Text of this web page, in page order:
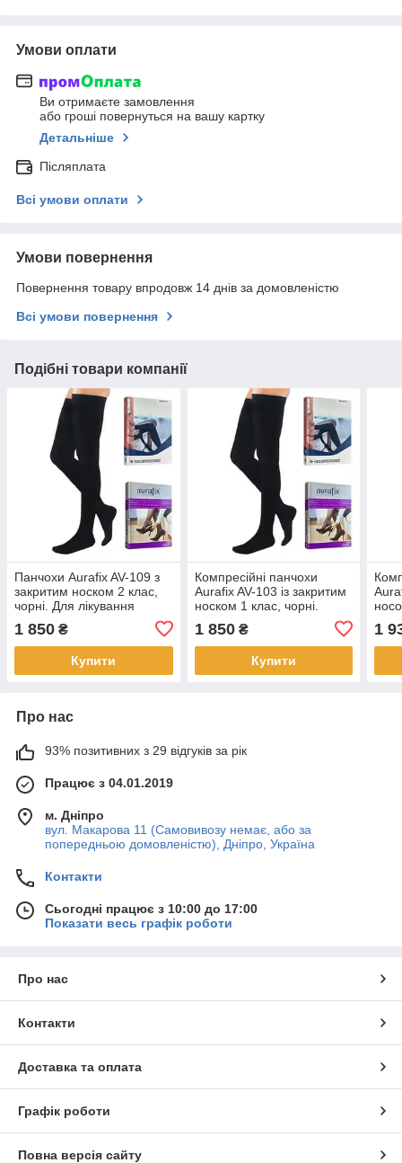
Умови оплати
Ви отримаєте замовлення
або гроші повернуться на вашу картку
Детальніше
Післяплата
Всі умови оплати
Умови повернення
Повернення товару впродовж 14 днів за домовленістю
Всі умови повернення
Подібні товари компанії
Панчохи Aurafix AV-109 з
закритим носком 2 клас,
чорні. Для лікування
венозних розладів
1 850 ₴
Купити
Компресійні панчохи
Aurafix AV-103 із закритим
носком 1 клас, чорні.
1 850₴
Купити
1
Про нас
93% позитивних з 29 відгуків за рік
Працює з 04.01.2019
м. Дніпро
вул. Макарова 11 (Самовивозу немає, або за
попередньою домовленістю), Дніпро, Україна
Контакти
Сьогодні працює з 10:00 до 17:00
Показати весь графік роботи
Про нас
Контакти
Доставка та оплата
Графік роботи
Повна версія сайту